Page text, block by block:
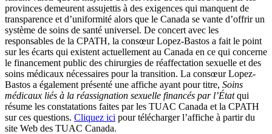
provinces demeurent assujettis à des exigences qui manquent de
transparence et d’uniformité alors que le Canada se vante d’offrir un
système de soins de santé universel. De concert avec les
responsables de la CPATH, la consœur Lopez-Bastos a fait le point
sur les écarts qui existent actuellement au Canada en ce qui concerne
le financement public des chirurgies de réaffectation sexuelle et des
soins médicaux nécessaires pour la transition. La consœur Lopez-
Bastos a également présenté une affiche ayant pour titre, Soins
médicaux liés à la réassignation sexuelle financés par l’Étatqui
résume les constatations faites par les TUAC Canada et la CPATH
sur ces questions. Cliquez ici pour télécharger l’affiche à partir du
site Web des TUAC Canada.